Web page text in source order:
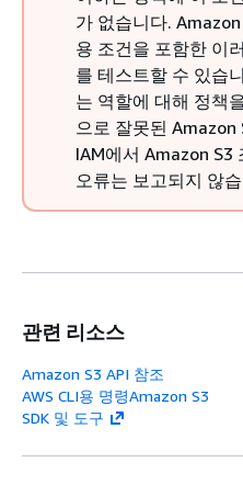
가 없습니다.
용 조건을 포함한 이
를 테스트할 수 있습
는 역할에 대해 정책
으로 잘못된 Amazon
IAM에서 Amazon S3
오류는 보고되지 않
관련 리소스
Amazon S3 API 참조
AWS CLI용 명령Amazon S3
SDK 및 도구